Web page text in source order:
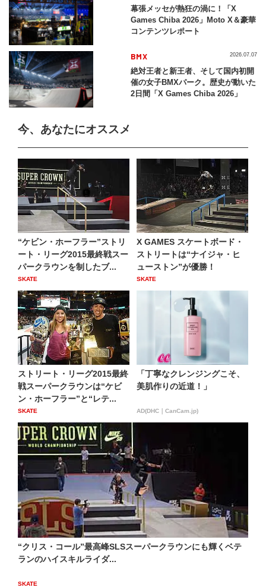
幕張メッセが熱狂の渦に！「X
Games Chiba 2026」Moto X＆豪華
コンテンツレポート
BMX
絶対王者と新王者、そして国内初開
催の女子BMXパーク。歴史が動いた
2日間「X Games Chiba 2026」
2026.07.07
今、あなたにオススメ
“ケビン・ホーフラー”ストリ
ート・リーグ2015最終戦スー
パークラウンを制したブ...
SKATE
X GAMES スケートボード・
ストリートは“ナイジャ・ヒ
ューストン”が優勝！
SKATE
ストリート・リーグ2015最終
戦スーパークラウンは“ケビ
ン・ホーフラー”と“レテ...
SKATE
「丁寧なクレンジングこそ、
美肌作りの近道！」
AD(DHC｜CanCam.jp)
“クリス・コール”最高峰SLSスーパークラウンにも輝くベテ
ランのハイスキルライダ...
SKATE